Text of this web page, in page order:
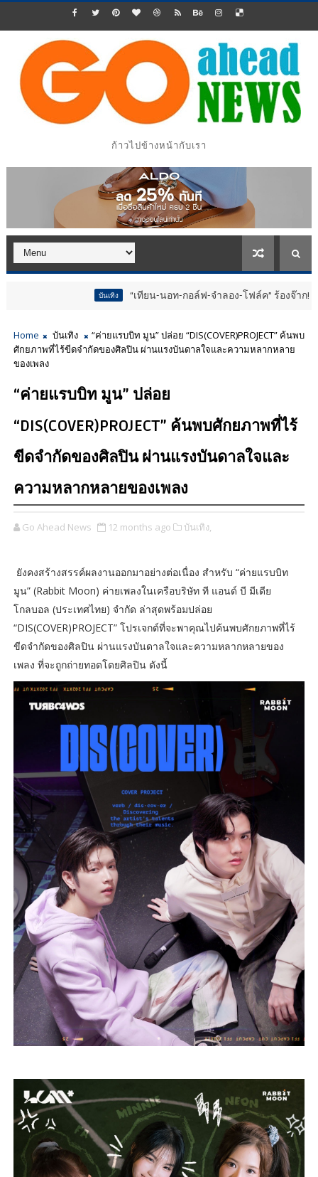
ก้าวไปข้างหน้ากับเรา
“เทียน-นอท-กอล์ฟ-จำลอง-โฟล์ค” ร้องจ๊าก!! อุปกรณ์ม่วนจ
Home บันเทิง
“ค่ายแรบบิท มูน” ปล่อย “DIS(COVER)PROJECT” ค้นพบ
ศักยภาพที่ไร้ขีดจำกัดของศิลปิน ผ่านแรงบันดาลใจและความหลากหลาย
ของเพลง
“ค่ายแรบบิท มูน” ปล่อย
“DIS(COVER)PROJECT” ค้นพบศักยภาพที่ไร้
ขีดจำกัดของศิลปิน ผ่านแรงบันดาลใจและ
ความหลากหลายของเพลง
Go Ahead News 12 months ago บันเทิง,
ยังคงสร้างสรรค์ผลงานออกมาอย่างต่อเนื่อง สำหรับ “ค่ายแรบบิท
มูน” (Rabbit Moon) ค่ายเพลงในเครือบริษัท ที แอนด์ บี มีเดีย
โกลบอล (ประเทศไทย) จำกัด ล่าสุดพร้อมปล่อย
“DIS(COVER)PROJECT” โปรเจกต์ที่จะพาคุณไปค้นพบศักยภาพที่ไร้
ขีดจำกัดของศิลปิน ผ่านแรงบันดาลใจและความหลากหลายของ
เพลง ที่จะถูกถ่ายทอดโดยศิลปิน ดังนี้